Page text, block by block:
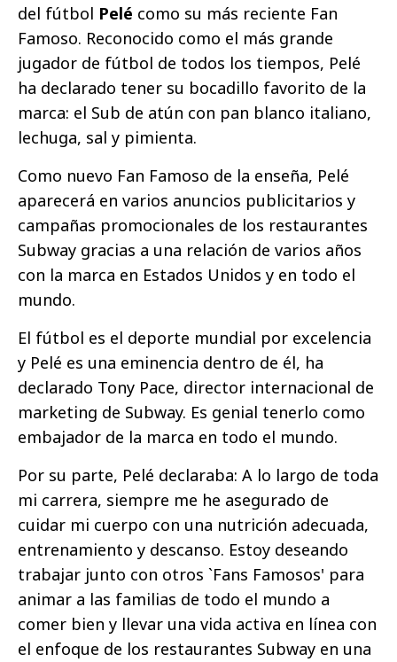
del fútbol Pelé como su más reciente Fan
Famoso. Reconocido como el más grande
jugador de fútbol de todos los tiempos, Pelé
ha declarado tener su bocadillo favorito de la
marca: el Sub de atún con pan blanco italiano,
lechuga, sal y pimienta.
Como nuevo Fan Famoso de la enseña, Pelé
aparecerá en varios anuncios publicitarios y
campañas promocionales de los restaurantes
Subway gracias a una relación de varios años
con la marca en Estados Unidos y en todo el
mundo.
El fútbol es el deporte mundial por excelencia
y Pelé es una eminencia dentro de él, ha
declarado Tony Pace, director internacional de
marketing de Subway. Es genial tenerlo como
embajador de la marca en todo el mundo.
Por su parte, Pelé declaraba: A lo largo de toda
mi carrera, siempre me he asegurado de
cuidar mi cuerpo con una nutrición adecuada,
entrenamiento y descanso. Estoy deseando
trabajar junto con otros `Fans Famosos' para
animar a las familias de todo el mundo a
comer bien y llevar una vida activa en línea con
el enfoque de los restaurantes Subway en una